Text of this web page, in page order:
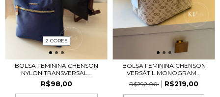
2 CORES
BOLSA FEMININA CHENSON
NYLON TRANSVERSAL...
R$98,00
BOLSA FEMININA CHENSON
VERSÁTIL MONOGRAM...
R$292,00
R$219,00